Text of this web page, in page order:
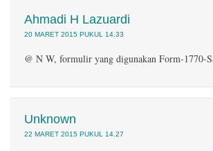
Ahmadi H Lazuardi
20 MARET 2015 PUKUL 14.33
@ N W, formulir yang digunakan Form-1770-
Unknown
22 MARET 2015 PUKUL 14.27